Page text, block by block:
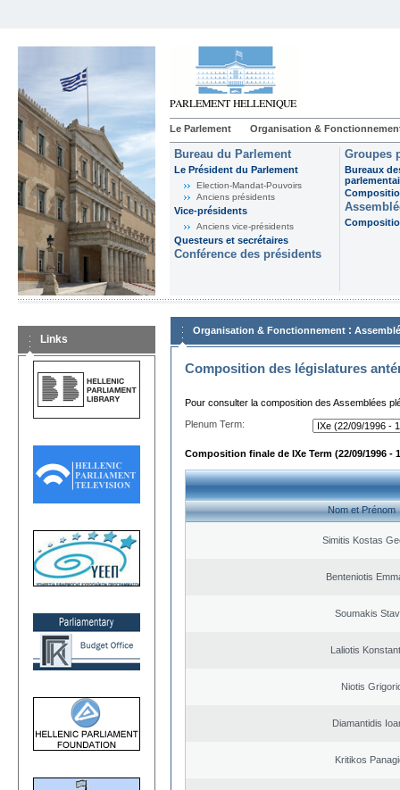
Le Parlement Organisation &
Bureau du Parlement
Le Président du Parlement
Election-Mandat-Pouvoirs
Anciens présidents
Vice-présidents
Anciens vice-présidents
Questeurs et secrétaires
Conférence des présidents
Groupes
Bureaux
Links
Organisation & Fonctionnement :
Composition des législatures
Pour consulter la composition des Assemblées
Plenum Term:
Composition finale de IXe Term (22/09/1996 -
Nom et Prénom
Simitis Kostas
Benteniotis
Soumakis
Laliotis
Niotis
Diamantidis
Kritikos